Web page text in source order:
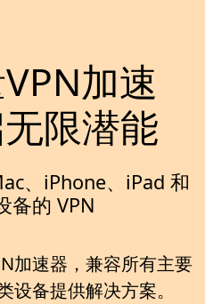
加速
限潜能
、iPhone、iPad 和
备的 VPN
加速器，兼容所有主要
设备提供解决方案。